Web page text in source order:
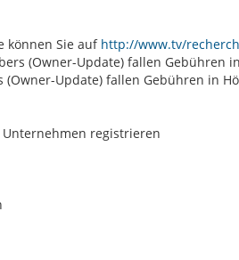
können Sie auf http://www.tv/
(Owner-Update) fallen Gebühren
Update) fallen Gebühren in
registrieren